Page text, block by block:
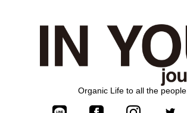
Organic Life to all the people.